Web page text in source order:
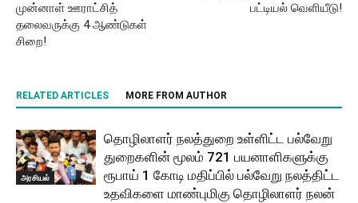
முன்னாள் ஊராட்சித்
தலைவருக்கு 4 ஆண்டுகள்
சிறை!
பட்டியல் வெளியீடு!
RELATED ARTICLES MORE FROM AUTHOR
அரசியல்
தொழிலாளர் நலத்துறை உள்ளிட்ட பல்வேறு
துறைகளின் மூலம் 721 பயனாளிகளுக்கு
ரூபாய் 1 கோடி மதிப்பில் பல்வேறு நலத்திட்ட
உதவிகளை மாண்புமிகு தொழிலாளர் நலன்